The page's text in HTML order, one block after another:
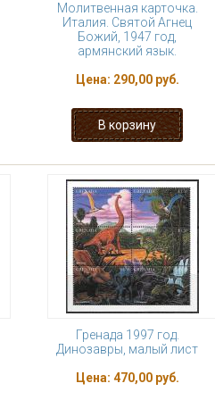
Молитвенная карточка.
Италия. Святой Агнец
Божий, 1947 год,
армянский язык.
Цена: 290,00 руб.
Гренада 1997 год.
Динозавры, малый лист
Цена: 470,00 руб.